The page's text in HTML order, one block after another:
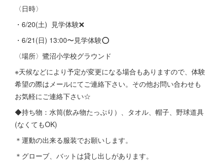
〈日時〉
・6/20(土) 見学体験❌
・6/21(日) 13:00〜見学体験⭕️
〈場所〉鷺沼小学校グラウンド
※天候などにより予定が変更になる場合もありますので、体験
希望の際はメールにてご連絡下さい。その他お問い合わせも
お気軽にご連絡下さい☆
◆持ち物：水筒(飲み物たっぷり）、タオル、帽子、野球道具
(なくてもOK)
＊運動の出来る服装でお願いします。
＊グローブ、バットは貸し出しがあります。